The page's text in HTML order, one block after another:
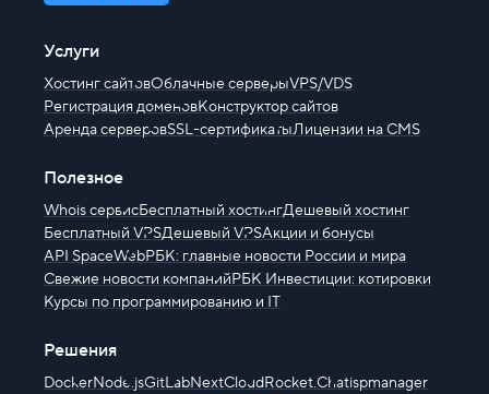
Услуги
Хостинг сайтовОблачные серверыVPS/VDS
Регистрация доменовКонструктор сайтов
Аренда серверовSSL-сертификатыЛицензии на CMS
Полезное
Whois сервисБесплатный хостингДешевый хостинг
Бесплатный VPSДешевый VPSАкции и бонусы
API SpaceWebРБК: главные новости России и мира
Свежие новости компанийРБК Инвестиции: котировки
Курсы по программированию и IT
Решения
DockerNode.jsGitLabNextCloudRocket.Chatispmanager